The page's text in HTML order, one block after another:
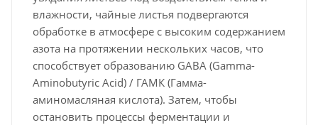
влажности, чайные листья подвергаются
обработке в атмосфере с высоким содержанием
азота на протяжении нескольких часов, что
способствует образованию GABA (Gamma-
Aminobutyric Acid) / ГАМК (Гамма-
аминомасляная кислота). Затем, чтобы
остановить процессы ферментации и